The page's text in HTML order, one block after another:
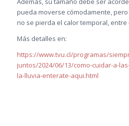
pueda moverse cómodamente,
no se pierda el calor temporal, entre
Más detalles en:
https://www.tvu.cl/programas/
juntos/2024/06/13/como-cuidar-a-
la-lluvia-enterate-aqui.html